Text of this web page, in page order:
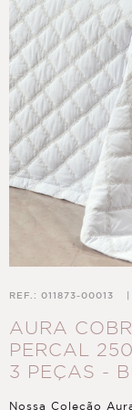
REF.: 011873-00013
AURA
PERCAL
3 PEÇAS -
Nossa Coleção